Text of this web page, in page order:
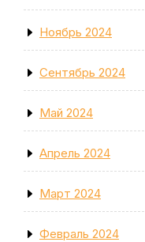
Ноябрь 2024
Сентябрь 2024
Май 2024
Апрель 2024
Март 2024
Февраль 2024